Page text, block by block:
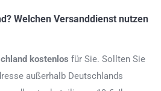
Welchen Versanddienst nutzen
kostenlos für Sie. Sollten Sie
außerhalb Deutschlands